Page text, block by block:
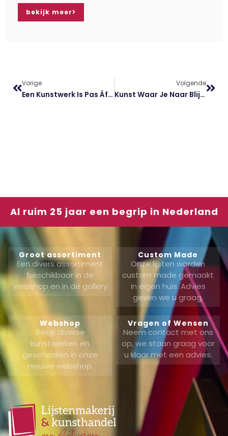
bekijk meer
Vorige
Een Kunstwerk Is Pas Áf Met Een Mooie Lijst
Volgende
Kunst Waar Je Naar Blijft Kijken
Al ruim 25 jaar een begrip in Nederland
Groot assortiment
Een divers assortiment
beschikbaar in de
webshop en in de gallery
Custom Made
Onze lijsten worden
custom made gemaakt
in eigen huis. Advies
geven we u graag,
Webshop
Bekijk diverse
kunstwerken en
geschenken in onze
nieuwe webshop.
Vragen of Wensen
Neem contact met ons
op, we staan graag voor
u klaar met een advies.